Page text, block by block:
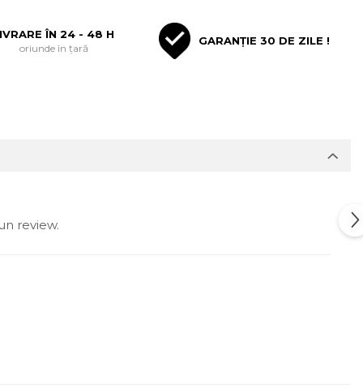
ÎN 24 - 48 H
oriunde în țară
GARANȚIE 30 DE ZILE !
review.